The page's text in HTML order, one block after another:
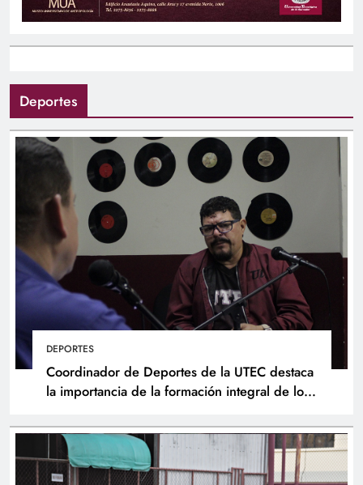
Deportes
DEPORTES
Coordinador de Deportes de la UTEC destaca
la importancia de la formación integral de los